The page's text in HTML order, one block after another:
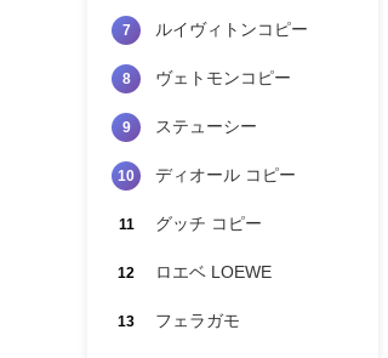
7 ルイヴィトンコピー
8 ヴェトモンコピー
9 ステューシー
10 ディオール コピー
11 グッチ コピー
12 ロエベ LOEWE
13 フェラガモ